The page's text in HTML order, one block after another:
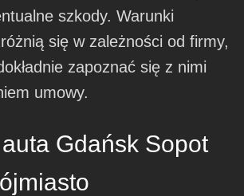
szkody. Warunki
się w zależności od firmy,
zapoznać się z nimi
umowy.
Gdańsk Sopot